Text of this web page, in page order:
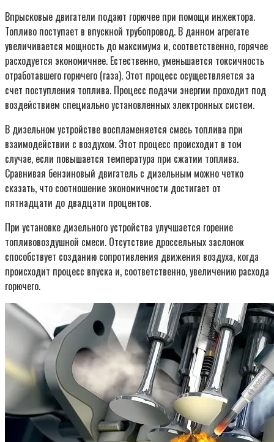
Впрысковые двигатели подают горючее при помощи инжектора.
Топливо поступает в впускной трубопровод. В данном агрегате
увеличивается мощность до максимума и, соответственно, горячее
расходуется экономичнее. Естественно, уменьшается токсичность
отработавшего горючего (газа). Этот процесс осуществляется за
счет поступления топлива. Процесс подачи энергии проходит под
воздействием специально установленных электронных систем.
В дизельном устройстве воспламеняется смесь топлива при
взаимодействии с воздухом. Этот процесс происходит в том
случае, если повышается температура при сжатии топлива.
Сравнивая бензиновый двигатель с дизельным можно четко
сказать, что соотношение экономичности достигает от
пятнадцати до двадцати процентов.
При установке дизельного устройства улучшается горение
топливовоздушной смеси. Отсутствие дроссельных заслонок
способствует созданию сопротивления движения воздуха, когда
происходит процесс впуска и, соответственно, увеличению расхода
горючего.